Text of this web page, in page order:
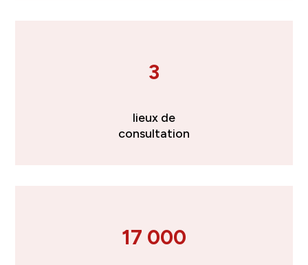
3
lieux de
consultation
17 000